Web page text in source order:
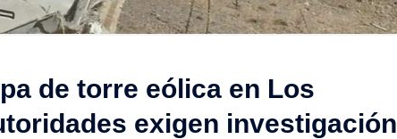
de torre eólica en Los
exigen investigación